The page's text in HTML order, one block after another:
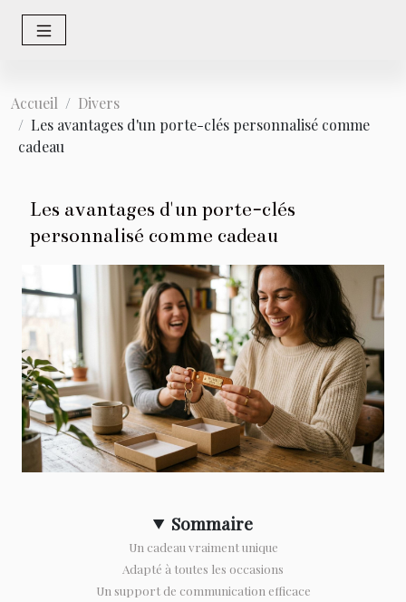
Accueil
Divers
Les avantages d'un porte-clés personnalisé comme
cadeau
Les avantages d'un porte-clés
personnalisé comme cadeau
Sommaire
Un cadeau vraiment unique
Adapté à toutes les occasions
Un support de communication efficace